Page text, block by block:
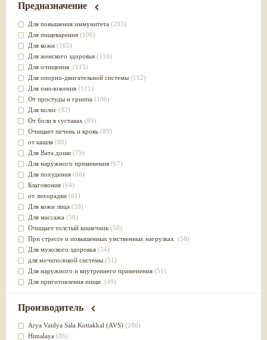
Предназначение
Для повышения иммунитета (203)
Для пищеварения (196)
Для кожи (165)
Для женского здоровья (116)
Для очищения (115)
Для опорно-двигательной системы (112)
Для омоложения (111)
От простуды и гриппа (106)
Для волос (92)
От боли в суставах (89)
Очищает печень и кровь (89)
от кашля (80)
Для Вата доши (75)
Для наружного применения (67)
Для похудения (66)
Благовония (64)
от лихорадки (61)
Для кожи лица (59)
Для массажа (58)
Очищает толстый кишечник (58)
При стрессе и повышенных умственных нагрузках (58)
Для мужского здоровья (54)
для мочеполовой системы (51)
Для наружного и внутреннего применения (51)
Для приготовления пищи (49)
от инфекций мочеполовой системы(49)
для суставов
Лечит опухоли и отеки(46)
Для медитации
Производитель
Arya Vaidya Sala Kottakkal (AVS) (286)
Himalaya (86)